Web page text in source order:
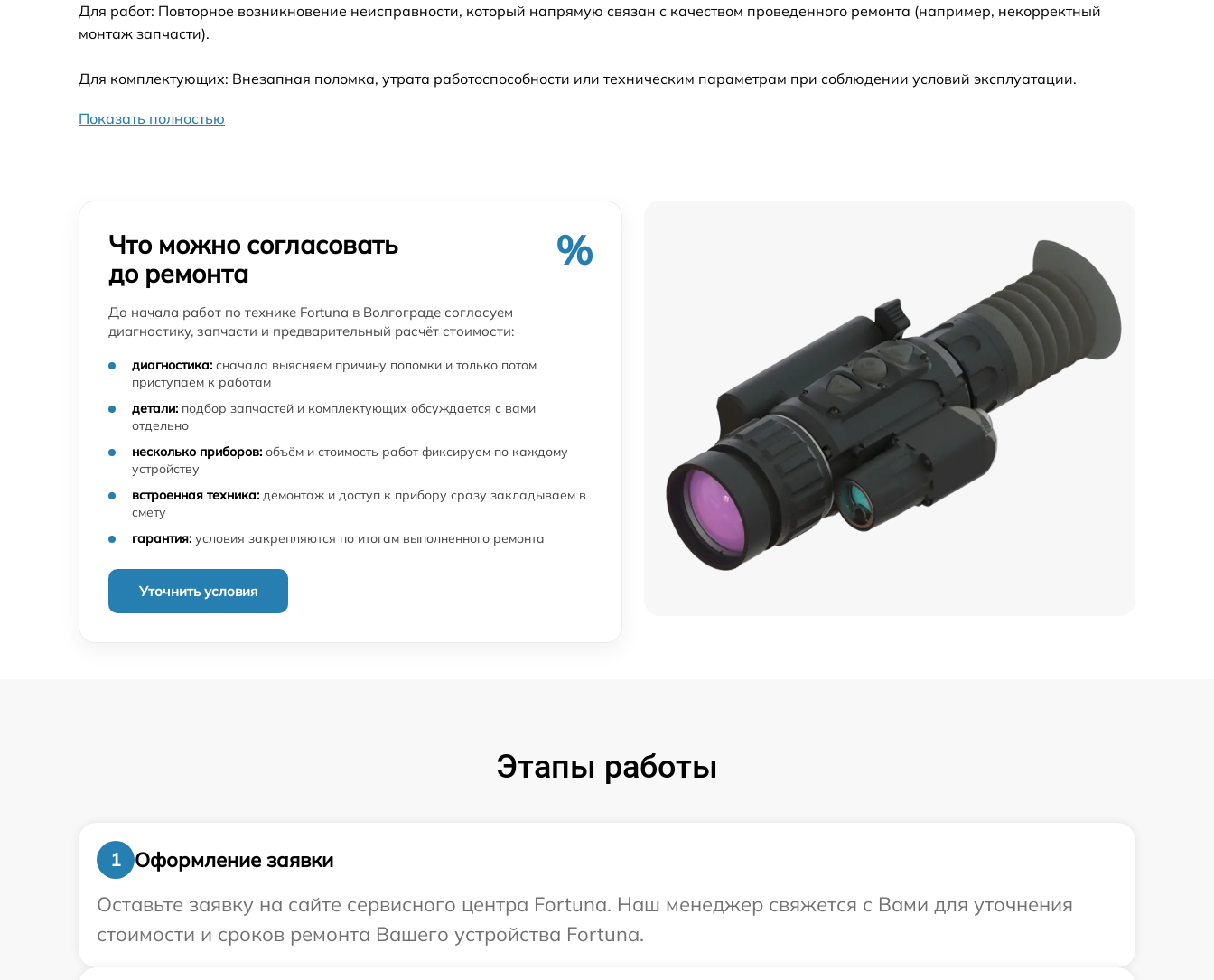
Для работ: Повторное возникновение неисправности, который напрямую связан с качеством проведенного ремонта (например, некорректный
монтаж запчасти).
Для комплектующих: Внезапная поломка, утрата работоспособности или техническим параметрам при соблюдении условий эксплуатации.
Показать полностью
Что можно согласовать
до ремонта
%
До начала работ по технике Fortuna в Волгограде согласуем
диагностику, запчасти и предварительный расчёт стоимости:
диагностика: сначала выясняем причину поломки и только потом
приступаем к работам
детали: подбор запчастей и комплектующих обсуждается с вами
отдельно
несколько приборов: объём и стоимость работ фиксируем по каждому
устройству
встроенная техника: демонтаж и доступ к прибору сразу закладываем в
смету
гарантия: условия закрепляются по итогам выполненного ремонта
Уточнить условия
Этапы работы
1
Оформление заявки
Оставьте заявку на сайте сервисного центра Fortuna. Наш менеджер свяжется с Вами для уточнения
стоимости и сроков ремонта Вашего устройства Fortuna.